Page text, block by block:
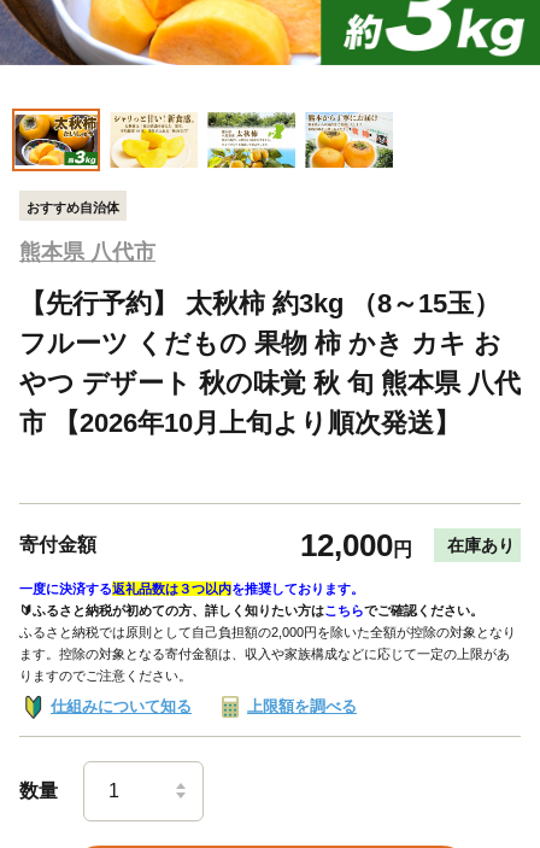
おすすめ自治体
熊本県 八代市
【先行予約】 太秋柿 約3kg （8～15玉）
フルーツ くだもの 果物 柿 かき カキ お
やつ デザート 秋の味覚 秋 旬 熊本県 八代
市 【2026年10月上旬より順次発送】
寄付金額 12,000円 在庫あり
一度に決済する返礼品数は３つ以内を推奨しております。
🔰ふるさと納税が初めての方、詳しく知りたい方はこちらでご確認ください。
ふるさと納税では原則として自己負担額の2,000円を除いた全額が控除の対象となり
ます。控除の対象となる寄付金額は、収入や家族構成などに応じて一定の上限があ
りますのでご注意ください。
仕組みについて知る 上限額を調べる
数量